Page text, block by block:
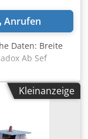
Anrufen
Daten: Breite
Ab Sef
mm
1000x350 mm
U/min
Länge: 1
Kleinanzeige